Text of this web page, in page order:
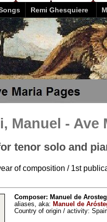
Remi Ghesquiere
Manuel - Ave
tenor solo and
of composition / 1st
Composer: Manuel de
aliases, aka: Manuel de
Country of origin / activity: